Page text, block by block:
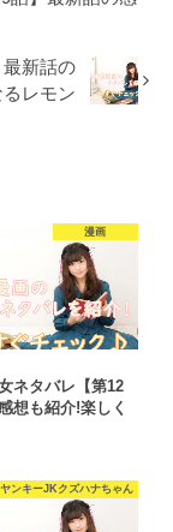
新話の
レモン
漫画
ネタバレ【第12
想も紹介!楽しく
ヤンキーJKクズハナちゃん